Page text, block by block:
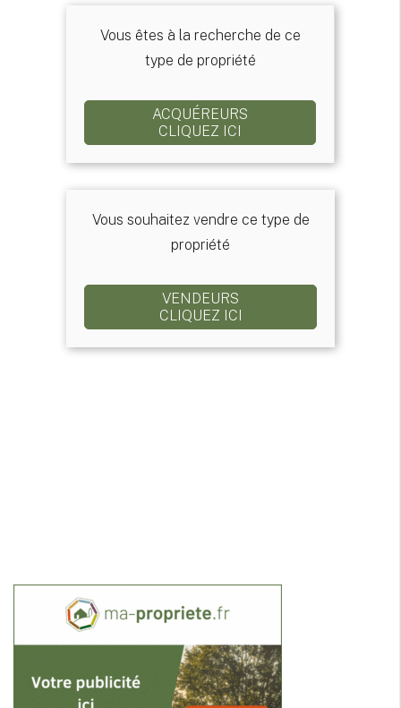
Vous êtes à la recherche de ce
type de propriété
ACQUÉREURS
CLIQUEZ ICI
Vous souhaitez vendre ce type de
propriété
VENDEURS
CLIQUEZ ICI